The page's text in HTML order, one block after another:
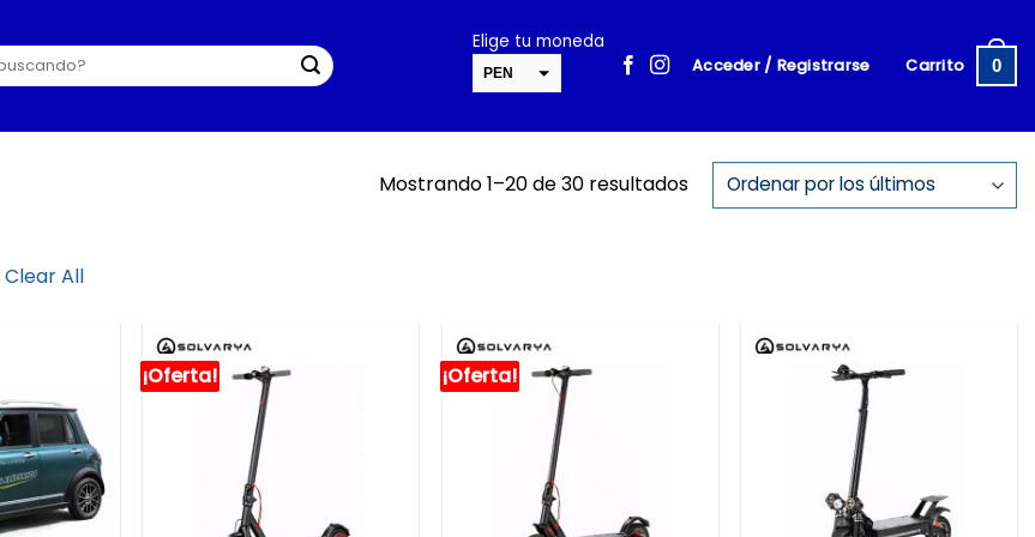
Elige tu moneda
PEN
cambiar la tasa y esta descripción a los valores correctos
Acceder / Registrarse Carrito 0
Mostrando 1–20 de 30 resultados
Clear All
¡Oferta! ¡Oferta!